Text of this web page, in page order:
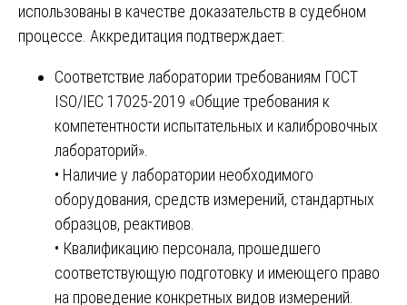
использованы в качестве доказательств в судебном
процессе. Аккредитация подтверждает:
Соответствие лаборатории требованиям ГОСТ
ISO/IEC 17025-2019 «Общие требования к
компетентности испытательных и калибровочных
лабораторий».
• Наличие у лаборатории необходимого
оборудования, средств измерений, стандартных
образцов, реактивов.
• Квалификацию персонала, прошедшего
соответствующую подготовку и имеющего право
на проведение конкретных видов измерений.